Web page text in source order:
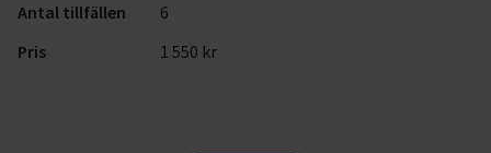
Antal tillfällen
6
Pris
1 550 kr